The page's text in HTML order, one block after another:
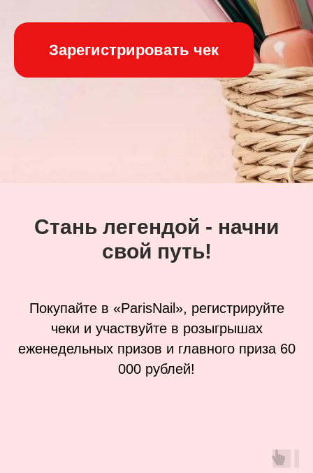
Зарегистрировать чек
Стань легендой - начни
свой путь!
Покупайте в «ParisNail», регистрируйте
чеки и участвуйте в розыгрышах
еженедельных призов и главного приза 60
000 рублей!